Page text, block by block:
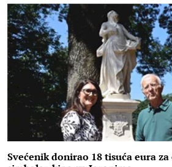
Svećenik donirao 18 tisuća eura